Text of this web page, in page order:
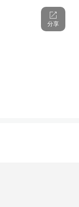
分享